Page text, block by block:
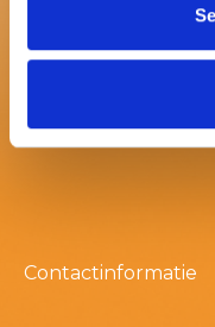
Contactinformatie